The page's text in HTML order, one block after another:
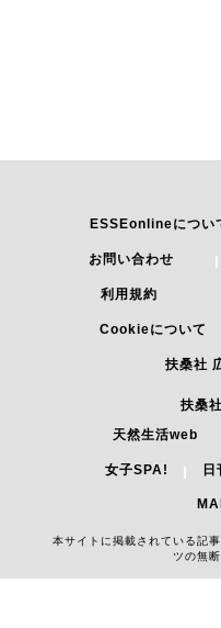
ESSEonlineについ
お問い合わせ
利用規約
Cookieについて
扶桑社
扶桑
天然生活web
女子SPA! 日
本サイトに掲載されている記
ツの無